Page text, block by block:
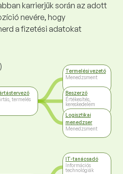
karrierjük során az adott
nevére, hogy
a fizetési adatokat
termelés
Termelési vezető
Menedzsment
Beszerző
Értékesítés,
kereskedelem
Logisztikai
menedzser
Menedzsment
IT-tanácsadó
Információs
technológiák